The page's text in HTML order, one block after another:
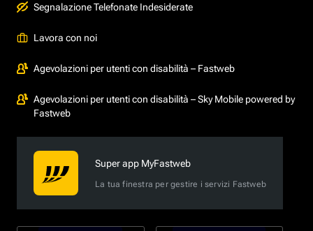
Segnalazione Telefonate Indesiderate
Lavora con noi
Agevolazioni per utenti con disabilità – Fastweb
Agevolazioni per utenti con disabilità – Sky Mobile powered by
Fastweb
Super app MyFastweb
La tua finestra per gestire i servizi Fastweb